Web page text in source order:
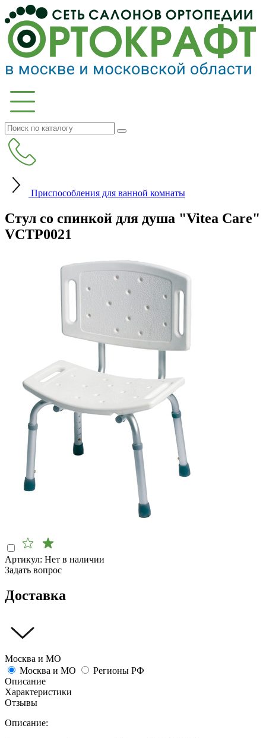
Приспособления для ванной комнаты
Стул со спинкой для душа "Vitea Care"
VCTP0021
Артикул: Нет в наличии
Задать вопрос
Доставка
Москва и МО
Москва и МО
Регионы РФ
Описание
Характеристики
Отзывы
Описание: